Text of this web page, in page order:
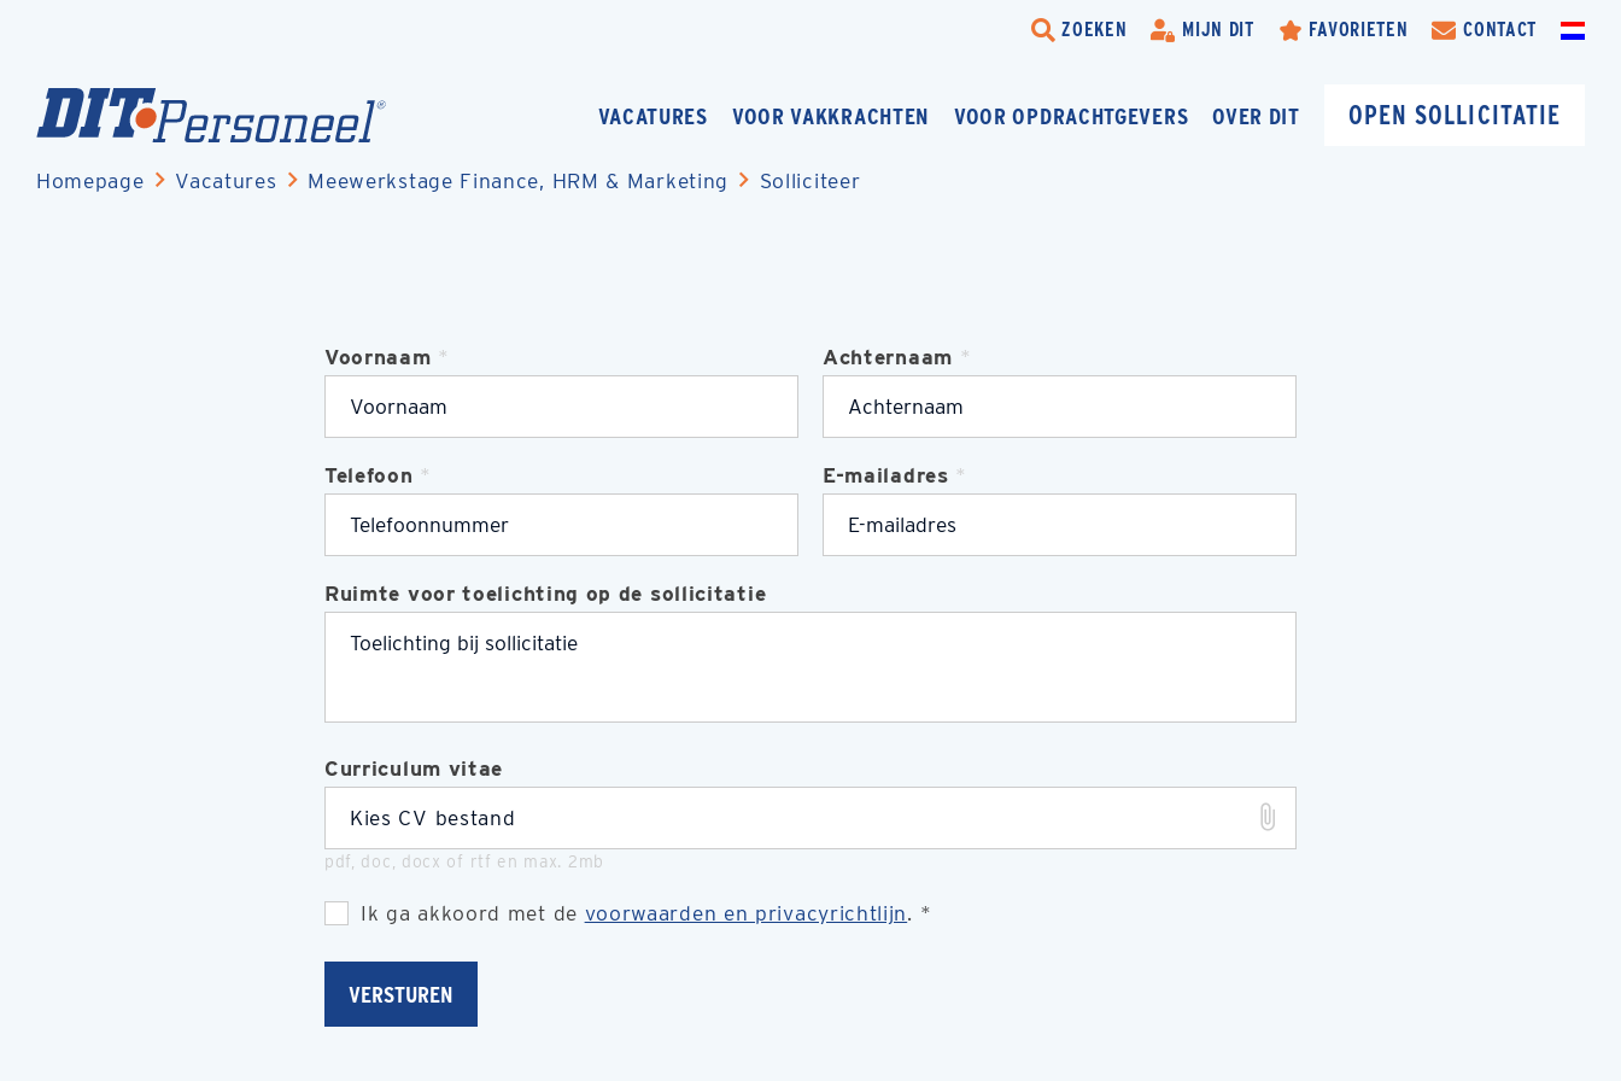
ZOEKEN MIJN DIT FAVORIETEN CONTACT
VACATURES VOOR VAKKRACHTEN VOOR OPDRACHTGEVERS OVER DIT OPEN SOLLICITATIE
Homepage Vacatures Meewerkstage Finance, HRM & Marketing Solliciteer
Voornaam * Achternaam *
Telefoon * E-mailadres *
Ruimte voor toelichting op de sollicitatie
Curriculum vitae
Kies CV bestand
pdf, doc, docx of rtf en max. 2mb
Ik ga akkoord met de voorwaarden en privacyrichtlijn. *
VERSTUREN